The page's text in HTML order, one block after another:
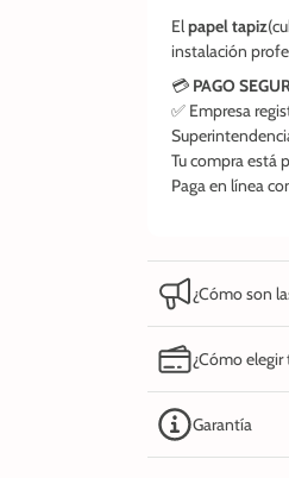
Elpapel tapiz
instalación
💳 PAGO
✅ Empresa
Tu compra está
Paga en línea
¿Cómo son
¿Cómo elegir
Garantía